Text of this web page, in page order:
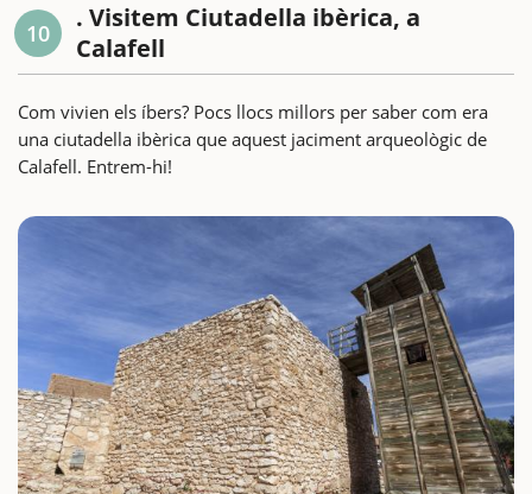
10
. Visitem Ciutadella ibèrica, a
Calafell
Com vivien els íbers? Pocs llocs millors per saber com era
una ciutadella ibèrica que aquest jaciment arqueològic de
Calafell. Entrem-hi!